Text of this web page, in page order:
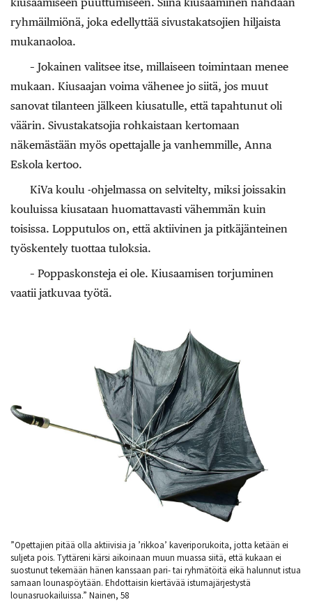
ryhmäilmiönä, joka edellyttää sivustakatsojien hiljaista
mukanaoloa.
– Jokainen valitsee itse, millaiseen toimintaan menee
mukaan. Kiusaajan voima vähenee jo siitä, jos muut
sanovat tilanteen jälkeen kiusatulle, että tapahtunut oli
väärin. Sivustakatsojia rohkaistaan kertomaan
näkemästään myös opettajalle ja vanhemmille, Anna
Eskola kertoo.
KiVa koulu -ohjelmassa on selvitelty, miksi joissakin
kouluissa kiusataan huomattavasti vähemmän kuin
toisissa. Lopputulos on, että aktiivinen ja pitkäjänteinen
työskentely tuottaa tuloksia.
– Poppaskonsteja ei ole. Kiusaamisen torjuminen
vaatii jatkuvaa työtä.
”Opettajien pitää olla aktiivisia ja ’rikkoa’ kaveriporukoita, jotta ketään ei
suljeta pois. Tyttäreni kärsi aikoinaan muun muassa siitä, että kukaan ei
suostunut tekemään hänen kanssaan pari- tai ryhmätöitä eikä halunnut istua
samaan lounaspöytään. Ehdottaisin kiertävää istumajärjestystä
lounasruokailuissa.” Nainen, 58